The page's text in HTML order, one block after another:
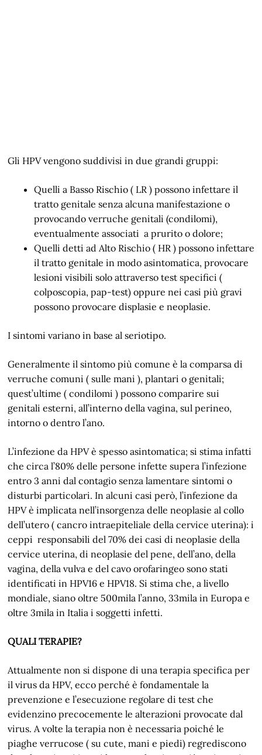
Gli HPV vengono suddivisi in due grandi gruppi:
Quelli a Basso Rischio ( LR ) possono infettare il
tratto genitale senza alcuna manifestazione o
provocando verruche genitali (condilomi),
eventualmente associati a prurito o dolore;
Quelli detti ad Alto Rischio ( HR ) possono infettare
il tratto genitale in modo asintomatica, provocare
lesioni visibili solo attraverso test specifici (
colposcopia, pap-test) oppure nei casi più gravi
possono provocare displasie e neoplasie.
I sintomi variano in base al seriotipo.
Generalmente il sintomo più comune è la comparsa di
verruche comuni ( sulle mani ), plantari o genitali;
quest’ultime ( condilomi ) possono comparire sui
genitali esterni, all’interno della vagina, sul perineo,
intorno o dentro l’ano.
L’infezione da HPV è spesso asintomatica; si stima infatti
che circa l’80% delle persone infette supera l’infezione
entro 3 anni dal contagio senza lamentare sintomi o
disturbi particolari. In alcuni casi però, l’infezione da
HPV è implicata nell’insorgenza delle neoplasie al collo
dell’utero ( cancro intraepiteliale della cervice uterina): i
ceppi responsabili del 70% dei casi di neoplasie della
cervice uterina, di neoplasie del pene, dell’ano, della
vagina, della vulva e del cavo orofaringeo sono stati
identificati in HPV16 e HPV18. Si stima che, a livello
mondiale, siano oltre 500mila l’anno, 33mila in Europa e
oltre 3mila in Italia i soggetti infetti.
QUALI TERAPIE?
Attualmente non si dispone di una terapia specifica per
il virus da HPV, ecco perché è fondamentale la
prevenzione e l’esecuzione regolare di test che
evidenzino precocemente le alterazioni provocate dal
virus. A volte la terapia non è necessaria poiché le
piaghe verrucose ( su cute, mani e piedi) regrediscono